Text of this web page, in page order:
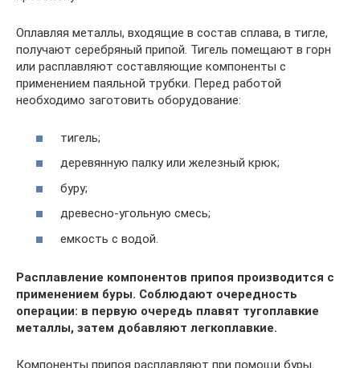
Оплавляя металлы, входящие в состав сплава, в тигле,
получают серебряный припой. Тигель помещают в горн
или расплавляют составляющие компоненты с
применением паяльной трубки. Перед работой
необходимо заготовить оборудование:
тигель;
деревянную палку или железный крюк;
буру;
древесно-угольную смесь;
емкость с водой.
Расплавление компонентов припоя производится с
применением буры. Соблюдают очередность
операции: в первую очередь плавят тугоплавкие
металлы, затем добавляют легкоплавкие.
Компоненты припоя расплавляют при помощи буры.